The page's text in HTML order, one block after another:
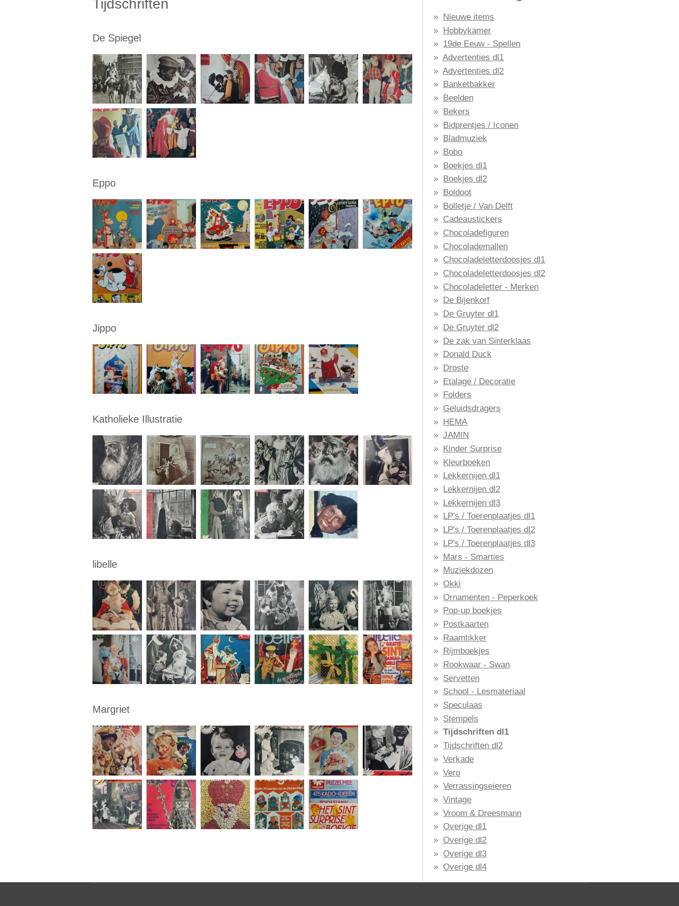
Tijdschriften
De Spiegel
Eppo
Jippo
Katholieke Illustratie
libelle
Margriet
Nieuwe items
Hobbykamer
19de Eeuw - Spellen
Advertenties dl1
Advertenties dl2
Banketbakker
Beelden
Bekers
Bidprentjes / Iconen
Bladmuziek
Bobo
Boekjes dl1
Boekjes dl2
Boldoot
Bolletje / Van Delft
Cadeaustickers
Chocoladefiguren
Chocolademallen
Chocoladeletterdoosjes dl1
Chocoladeletterdoosjes dl2
Chocoladeletter - Merken
De Bijenkorf
De Gruyter dl1
De Gruyter dl2
De zak van Sinterklaas
Donald Duck
Droste
Etalage / Decoratie
Folders
Geluidsdragers
HEMA
JAMIN
Kinder Surprise
Kleurboeken
Lekkernijen dl1
Lekkernijen dl2
Lekkernijen dl3
LP's / Toerenplaatjes dl1
LP's / Toerenplaatjes dl2
LP's / Toerenplaatjes dl3
Mars - Smarties
Muziekdozen
Okki
Ornamenten - Peperkoek
Pop-up boekjes
Postkaarten
Raamtikker
Rijmboekjes
Rookwaar - Swan
Servetten
School - Lesmateriaal
Speculaas
Stempels
Tijdschriften dl1
Tijdschriften dl2
Verkade
Vero
Verrassingseieren
Vintage
Vroom & Dreesmann
Overige dl1
Overige dl2
Overige dl3
Overige dl4